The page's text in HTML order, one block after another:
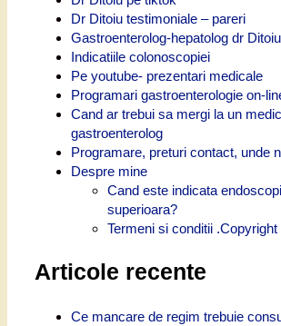
Dr Ditoiu testimoniale – pareri
Gastroenterolog-hepatolog dr
Indicatiile colonoscopiei
Pe youtube- prezentari medicale
Programari gastroenterologie on-
Cand ar trebui sa mergi la un medic
gastroenterolog
Programare, preturi contact, unde
Despre mine
Cand este indicata
superioara?
Termeni si conditii
Articole recente
Ce mancare de regim trebuie